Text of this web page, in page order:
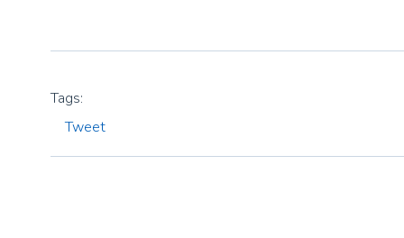
Tweet